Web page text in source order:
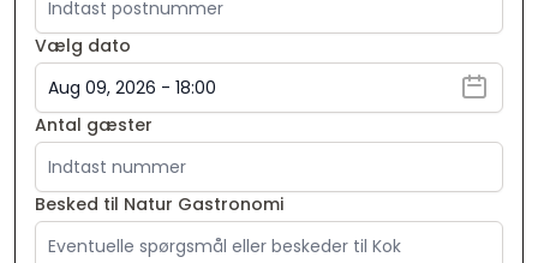
Vælg dato
Antal gæster
Besked til Natur Gastronomi